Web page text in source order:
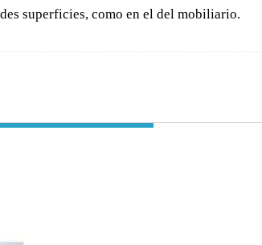
superficies, como en el del mobiliario.